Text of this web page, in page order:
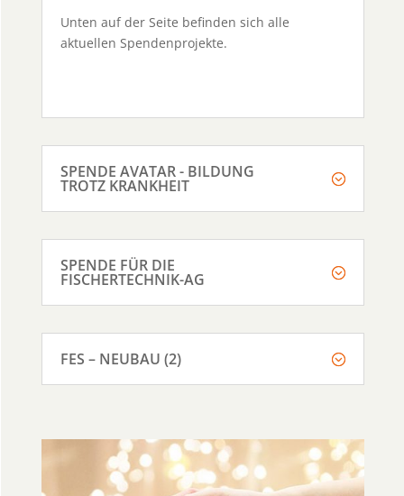
Unten auf der Seite befinden sich alle
aktuellen Spendenprojekte.
SPENDE AVATAR - BILDUNG
TROTZ KRANKHEIT
SPENDE FÜR DIE
FISCHERTECHNIK-AG
FES – NEUBAU (2)